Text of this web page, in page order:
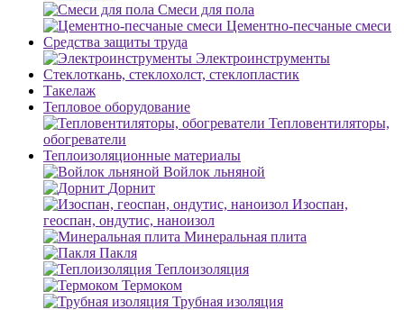
Смеси для пола
Цементно-песчаные смеси
Средства защиты труда
Электроинструменты
Стеклоткань, стеклохолст, стеклопластик
Такелаж
Тепловое оборудование
Тепловентиляторы,
обогреватели
Теплоизоляционные материалы
Войлок льняной
Дорнит
Изоспан,
геоспан, ондутис, наноизол
Минеральная плита
Пакля
Теплоизоляция
Термоком
Трубная изоляция